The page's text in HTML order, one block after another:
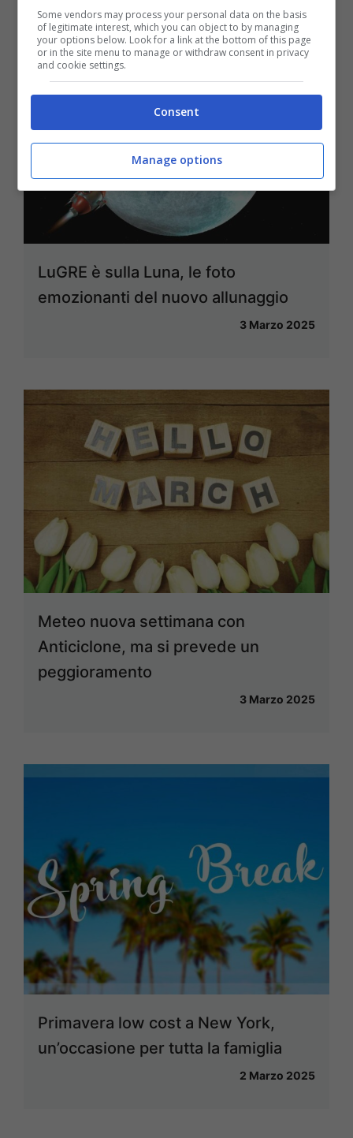
LuGRE è sulla Luna, le foto
emozionanti del nuovo allunaggio
3 Marzo 2025
Meteo nuova settimana con
Anticiclone, ma si prevede un
peggioramento
3 Marzo 2025
Primavera low cost a New York,
un’occasione per tutta la famiglia
2 Marzo 2025
Some vendors may process your personal data on the basis
of legitimate interest, which you can object to by managing
your options below. Look for a link at the bottom of this page
or in the site menu to manage or withdraw consent in privacy
and cookie settings.
Consent
Manage options